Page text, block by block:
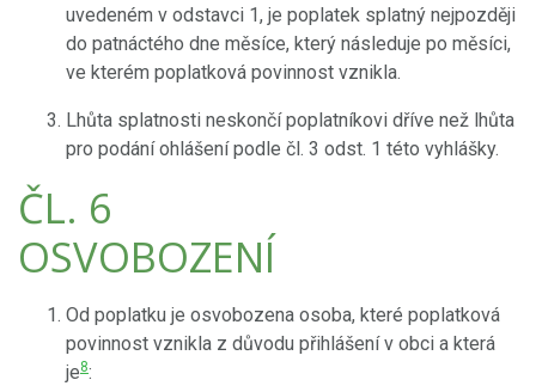
uvedeném v odstavci 1, je poplatek splatný nejpozději
do patnáctého dne měsíce, který následuje po měsíci,
ve kterém poplatková povinnost vznikla.
Lhůta splatnosti neskončí poplatníkovi dříve než lhůta
pro podání ohlášení podle čl. 3 odst. 1 této vyhlášky.
ČL. 6
OSVOBOZENÍ
Od poplatku je osvobozena osoba, které poplatková
povinnost vznikla z důvodu přihlášení v obci a která
je8: